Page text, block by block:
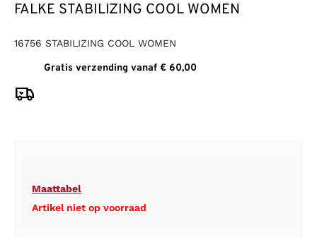
FALKE STABILIZING COOL WOMEN
16756 STABILIZING COOL WOMEN
Gratis verzending vanaf € 60,00
Maattabel
Artikel niet op voorraad